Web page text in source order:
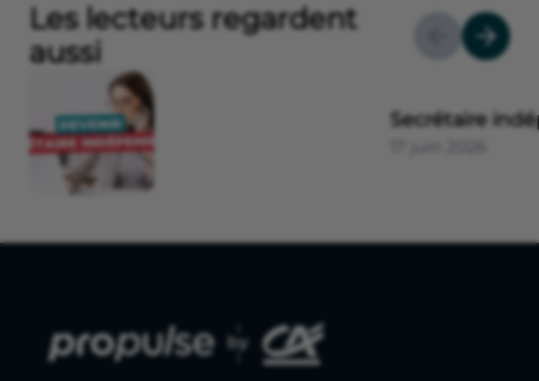
Les lecteurs regardent
aussi
Secrétaire